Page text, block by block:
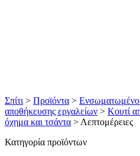
Σπίτι > Προϊόντα > Ενσωματωμένο
αποθήκευσης εργαλείων > Κουτί
όχημα και τσάντα > Λεπτομέρειες
Κατηγορία προϊόντων